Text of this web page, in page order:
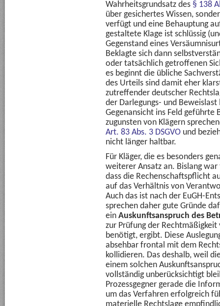
Wahrheitsgrundsatz des § 138
über gesichertes Wissen,
verfügt und eine Behauptung
gestaltete Klage ist schlüssig
Gegenstand eines
Beklagte sich dann
oder tatsächlich getroffenen
es beginnt die übliche
des Urteils sind damit eher
zutreffender deutscher
der Darlegungs- und
Gegenansicht ins Feld geführte
zugunsten von Klägern
Art. 83 Abs. 3 DSGVO und
nicht länger haltbar.
Für Kläger, die es besonders
weiterer Ansatz an. Bislang
dass die Rechenschaftspflicht
auf das Verhältnis von
Auch das ist nach der EuGH-
sprechen daher gute Gründe
ein Auskunftsanspruch des
zur Prüfung der
benötigt, ergibt. Diese
absehbar frontal mit dem
kollidieren. Das deshalb, weil
einem solchen
vollständig unberücksichtigt
Prozessgegner gerade die
um das Verfahren erfolgreich